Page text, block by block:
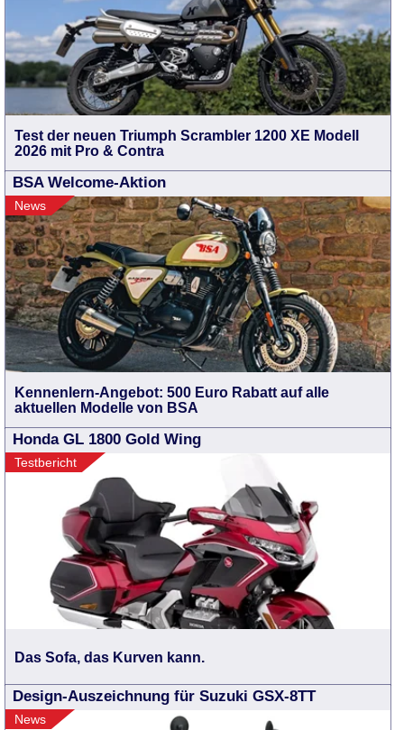
Test der neuen Triumph Scrambler 1200 XE Modell
2026 mit Pro & Contra
BSA Welcome-Aktion
News
Kennenlern-Angebot: 500 Euro Rabatt auf alle
aktuellen Modelle von BSA
Honda GL 1800 Gold Wing
Testbericht
Das Sofa, das Kurven kann.
Design-Auszeichnung für Suzuki GSX-8TT
News